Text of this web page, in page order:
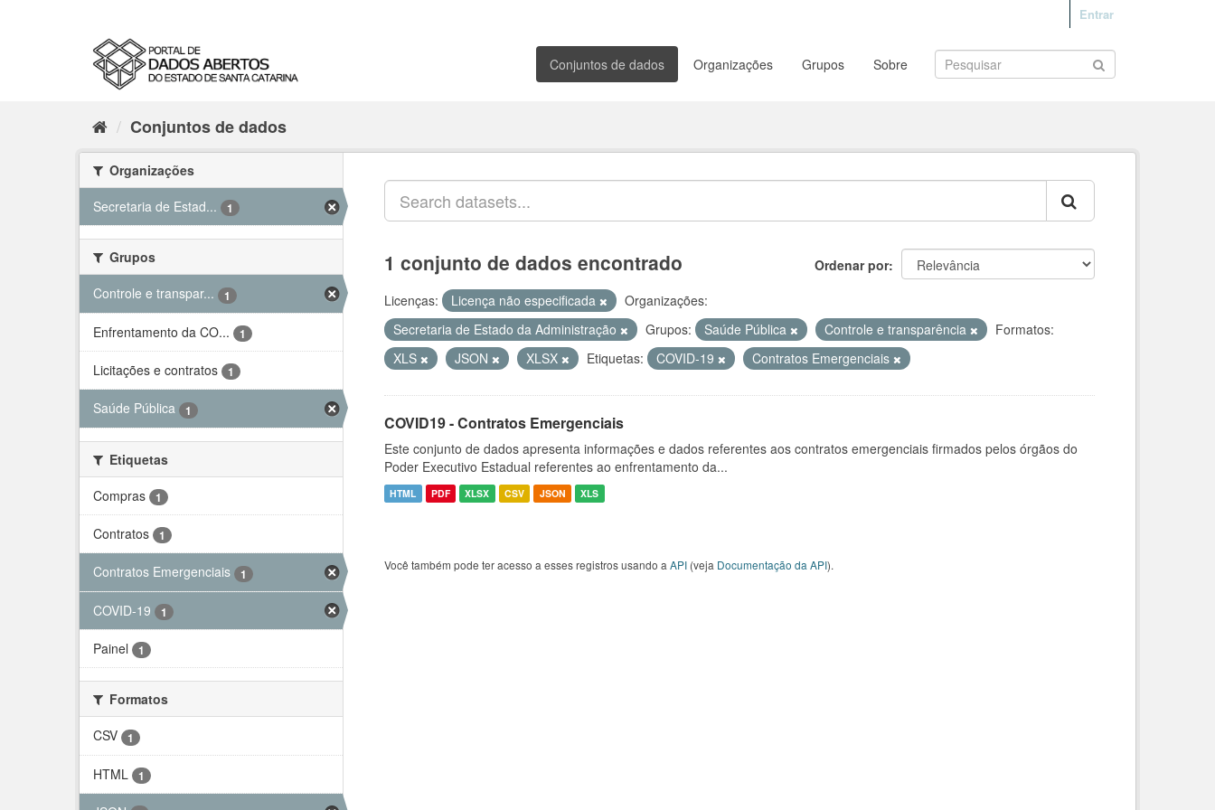
Entrar
Conjuntos de dados Organizações Grupos Sobre
Conjuntos de dados
Organizações
Secretaria de Estad...
1
Grupos
Controle e transpar...
1
Enfrentamento da CO... 1
Licitações e contratos 1
Saúde Pública 1
Etiquetas
Compras
1
Contratos 1
Contratos Emergenciais 1
COVID-19 1
Painel 1
Formatos
CSV
1
HTML 1
Ordenar por
1 conjunto de dados encontrado
Licenças: Licença não especificada
Organizações:
Secretaria de Estado da Administração
Grupos: Saúde Pública Controle e transparência
Formatos:
XLS
JSON XLSX Etiquetas: COVID-19 Contratos Emergenciais
COVID19 - Contratos Emergenciais
Este conjunto de dados apresenta informações e dados referentes aos contratos emergenciais firmados pelos órgãos do
Poder Executivo Estadual referentes ao enfrentamento da...
HTML PDF XLSX CSV JSON XLS
Você também pode ter acesso a esses registros usando a API (veja Documentação da API).